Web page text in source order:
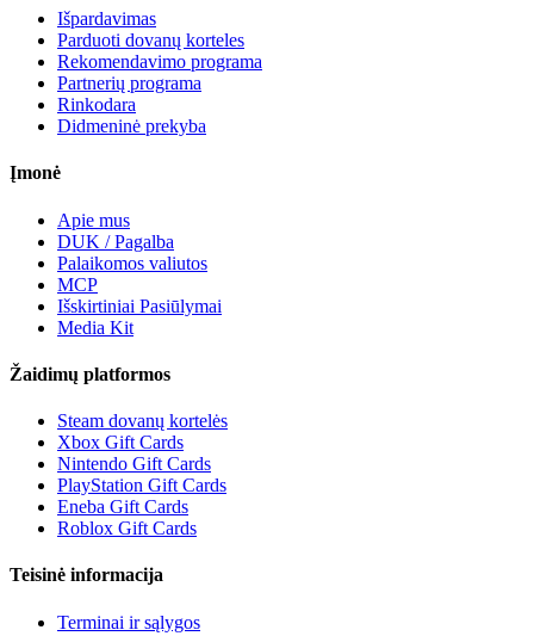
Išpardavimas
Parduoti dovanų korteles
Rekomendavimo programa
Partnerių programa
Rinkodara
Didmeninė prekyba
Įmonė
Apie mus
DUK / Pagalba
Palaikomos valiutos
MCP
Išskirtiniai Pasiūlymai
Media Kit
Žaidimų platformos
Steam dovanų kortelės
Xbox Gift Cards
Nintendo Gift Cards
PlayStation Gift Cards
Eneba Gift Cards
Roblox Gift Cards
Teisinė informacija
Terminai ir sąlygos